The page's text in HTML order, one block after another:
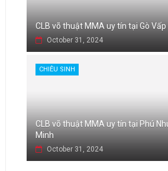
CLB võ thuật MMA uy tín tại Gò Vấp
October 31, 2024
CHIÊU SINH
CLB võ thuật MMA uy tín tại Phú
Minh
October 31, 2024